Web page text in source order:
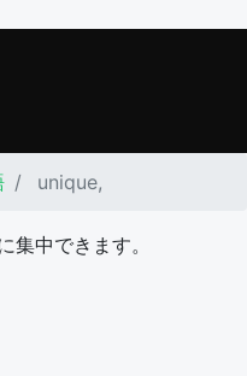
unique,
集中できます。